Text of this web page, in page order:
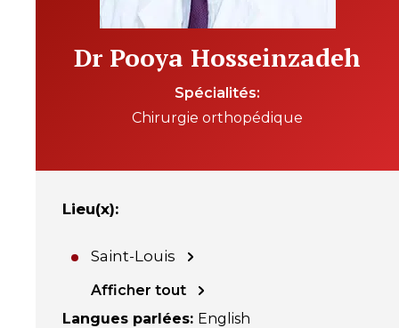
Dr Pooya Hosseinzadeh
Spécialités
Chirurgie orthopédique
Lieu(x):
Saint-Louis
Afficher tout
Langues parlées: English